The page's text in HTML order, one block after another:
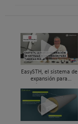
EasySTH, el sistema de
expansión para
Mestres, Standard
Hidráulica